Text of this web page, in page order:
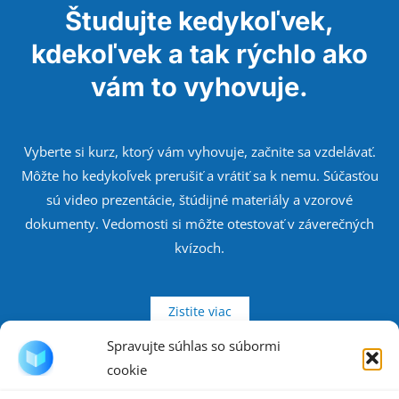
Spravujte súhlas so súbormi
cookie
Študujte kedykoľvek,
kdekoľvek a tak rýchlo ako
vám to vyhovuje.
Vyberte si kurz, ktorý vám vyhovuje, začnite sa vzdelávať.
Môžte ho kedykoľvek prerušiť a vrátiť sa k nemu. Súčasťou
sú video prezentácie, štúdijné materiály a vzorové
dokumenty. Vedomosti si môžte otestovať v záverečných
kvízoch.
Zistite viac